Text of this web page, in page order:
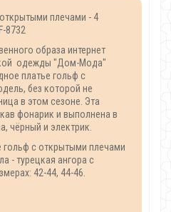
плечами - 4
8732
образа интернет
одежды "Дом-Мода"
платье гольф с
без которой не
в этом сезоне. Эта
фонарик и выполнена в
чёрный и электрик.
с открытыми плечами
- турецкая ангора с
42-44, 44-46.